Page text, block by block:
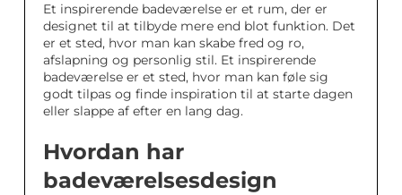
Et inspirerende badeværelse er et rum, der er
designet til at tilbyde mere end blot funktion. Det
er et sted, hvor man kan skabe fred og ro,
afslapning og personlig stil. Et inspirerende
badeværelse er et sted, hvor man kan føle sig
godt tilpas og finde inspiration til at starte dagen
eller slappe af efter en lang dag.
Hvordan har
badeværelsesdesign